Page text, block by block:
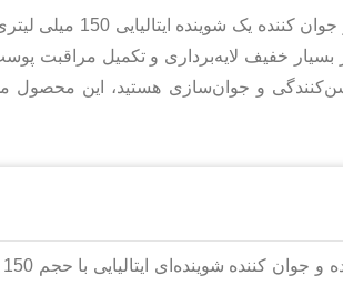
بسیار خفیف لایه‌برداری و تکمیل
و جوان‌سازی هستید، این محصول